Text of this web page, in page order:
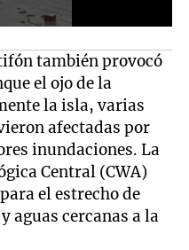
también provocó
el ojo de la
la isla, varias
afectadas por
inundaciones. La
Central (CWA)
el estrecho de
aguas cercanas a la